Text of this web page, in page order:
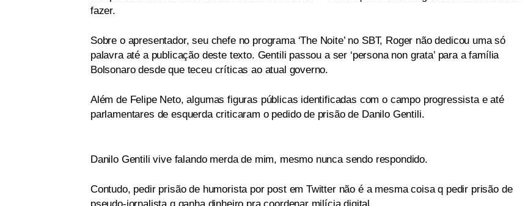
fazer.
Sobre o apresentador, seu chefe no programa ‘The Noite’ no SBT, Roger não dedicou uma só
palavra até a publicação deste texto. Gentili passou a ser ‘persona non grata’ para a família
Bolsonaro desde que teceu críticas ao atual governo.
Além de Felipe Neto, algumas figuras públicas identificadas com o campo progressista e até
parlamentares de esquerda criticaram o pedido de prisão de Danilo Gentili.
Danilo Gentili vive falando merda de mim, mesmo nunca sendo respondido.
Contudo, pedir prisão de humorista por post em Twitter não é a mesma coisa q pedir prisão de